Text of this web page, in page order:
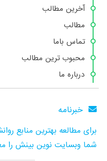
آخرین مطالب
مطالب
تماس باما
محبوب ترین مطالب
درباره ما
خبرنامه
برای مطالعه بهترین منابع
شما وبسایت نوین بینش را